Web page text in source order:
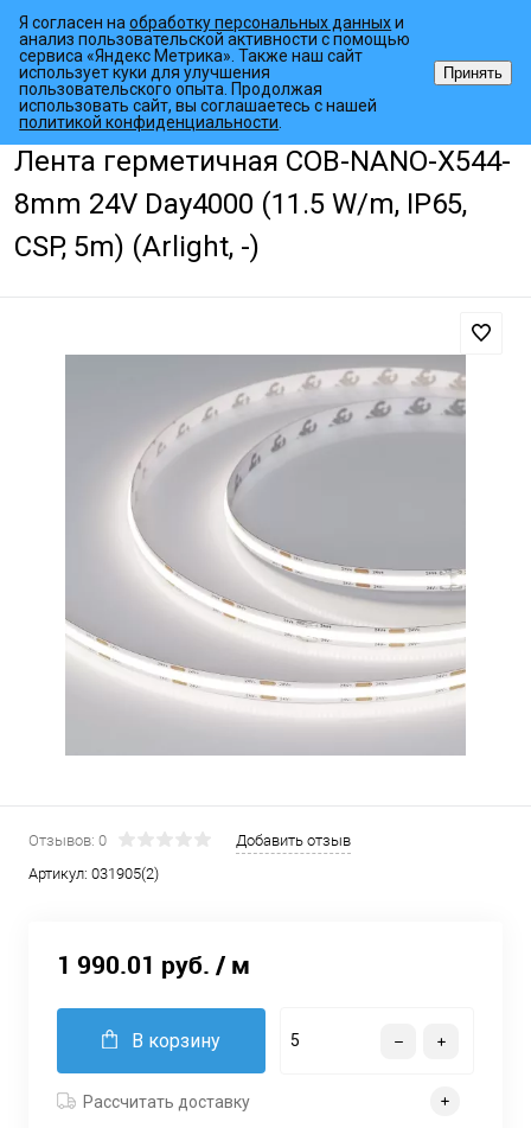
Главная страница • Каталог товаров • Светодиодные ленты
Лента герметичная COB-NANO-X544-
8mm 24V Day4000 (11.5 W/m, IP65,
CSP, 5m) (Arlight, -)
Отзывов: 0
Добавить отзыв
Артикул: 031905(2)
1 990.01 руб. / м
В корзину
Рассчитать доставку
Я согласен наобработку персональных данныхи
анализ пользовательской активности с помощью
сервиса «Яндекс Метрика». Также наш сайт
использует куки для улучшения
пользовательского опыта. Продолжая
использовать сайт, вы соглашаетесь с нашей
политикой конфиденциальности
Принять